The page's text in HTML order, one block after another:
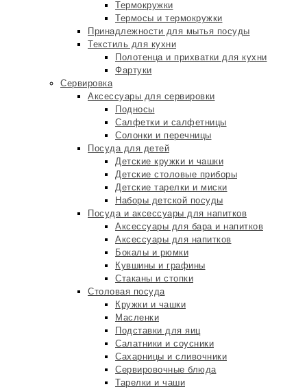
Термокружки
Термосы и термокружки
Принадлежности для мытья посуды
Текстиль для кухни
Полотенца и прихватки для кухни
Фартуки
Сервировка
Аксессуары для сервировки
Подносы
Салфетки и салфетницы
Солонки и перечницы
Посуда для детей
Детские кружки и чашки
Детские столовые приборы
Детские тарелки и миски
Наборы детской посуды
Посуда и аксессуары для напитков
Аксессуары для бара и напитков
Аксессуары для напитков
Бокалы и рюмки
Кувшины и графины
Стаканы и стопки
Столовая посуда
Кружки и чашки
Масленки
Подставки для яиц
Салатники и соусники
Сахарницы и сливочники
Сервировочные блюда
Тарелки и чаши